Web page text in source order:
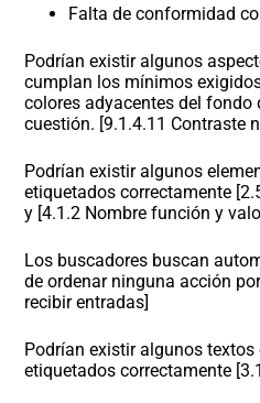
Falta de conformidad
Podrían existir algunos
cumplan los mínimos
colores adyacentes del fondo
cuestión. [9.1.4.11 Contraste
Podrían existir algunos
etiquetados correctamente
y [4.1.2 Nombre función y
Los buscadores buscan
de ordenar ninguna acción
recibir entradas]
Podrían existir algunos
etiquetados correctamente